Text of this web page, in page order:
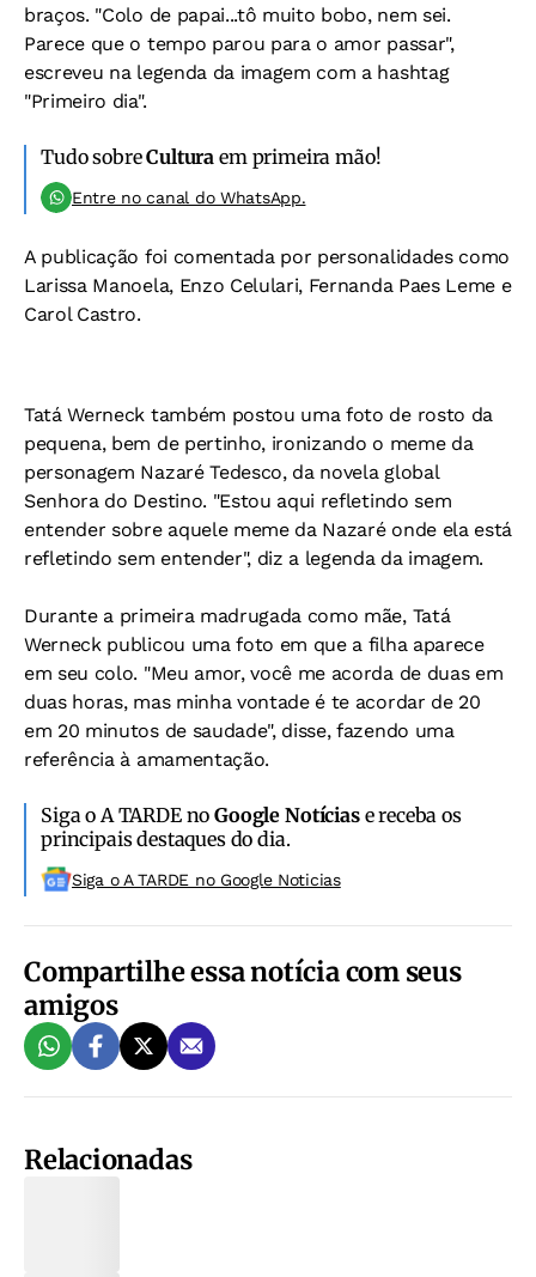
braços. "Colo de papai...tô muito bobo, nem sei.
Parece que o tempo parou para o amor passar",
escreveu na legenda da imagem com a hashtag
"Primeiro dia".
Tudo sobreCultura em primeira mão!
Entre no canal do WhatsApp.
A publicação foi comentada por personalidades como
Larissa Manoela, Enzo Celulari, Fernanda Paes Leme e
Carol Castro.
Tatá Werneck também postou uma foto de rosto da
pequena, bem de pertinho, ironizando o meme da
personagem Nazaré Tedesco, da novela global
Senhora do Destino. "Estou aqui refletindo sem
entender sobre aquele meme da Nazaré onde ela está
refletindo sem entender", diz a legenda da imagem.
Durante a primeira madrugada como mãe, Tatá
Werneck publicou uma foto em que a filha aparece
em seu colo. "Meu amor, você me acorda de duas em
duas horas, mas minha vontade é te acordar de 20
em 20 minutos de saudade", disse, fazendo uma
referência à amamentação.
Siga o A TARDE noGoogle Notíciase receba os
principais destaques do dia.
Siga o A TARDE no Google Noticias
Compartilhe essa notícia com seus
amigos
Relacionadas